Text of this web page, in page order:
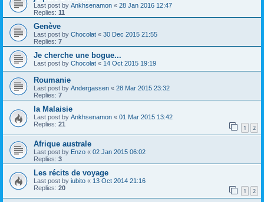
Last post by Ankhsenamon « 28 Jan 2016 12:47
Replies: 11
Genève
Last post by Chocolat « 30 Dec 2015 21:55
Replies: 7
Je cherche une bogue...
Last post by Chocolat « 14 Oct 2015 19:19
Roumanie
Last post by Andergassen « 28 Mar 2015 23:32
Replies: 7
la Malaisie
Last post by Ankhsenamon « 01 Mar 2015 13:42
Replies: 21 1 2
Afrique australe
Last post by Enzo « 02 Jan 2015 06:02
Replies: 3
Les récits de voyage
Last post by iubito « 13 Oct 2014 21:16
Replies: 20 1 2